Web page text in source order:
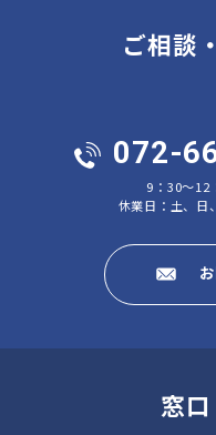
ご相談
072-
9：30～12
休業日：土、日
窓